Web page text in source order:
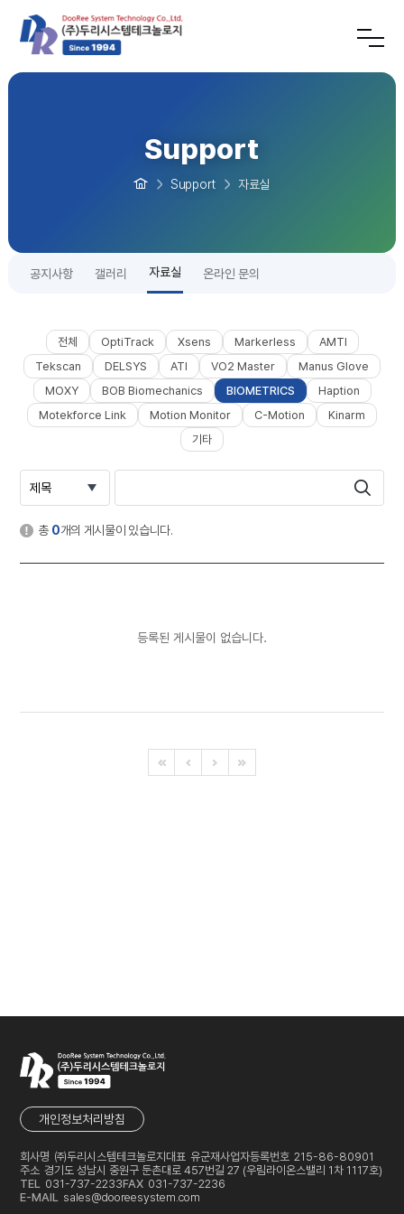
Support
Support 자료실
공지사항 갤러리 자료실 온라인 문의
전체 OptiTrack Xsens Markerless
AMTI
Tekscan
DELSYS ATI VO2 Master
Manus Glove
MOXY
BOB Biomechanics BIOMETRICS
Haption
Motekforce Link
Motion Monitor C-Motion
Kinarm
기타
총 0개의 게시물이 있습니다.
등록된 게시물이 없습니다.
회사명 ㈜두리시스템테크놀로지 대표 유군재사업자등록번호 215-86-80901
주소 경기도 성남시 중원구 둔촌대로 457번길 27 (우림라이온스밸리 1차 1117호)
TEL 031-737-2233FAX 031-737-2236
E-MAIL sales@dooreesystem.com
개인정보처리방침